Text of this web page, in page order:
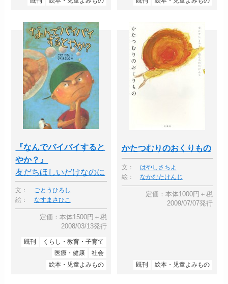
『なんでバイバイすると
やか？』
友だちほしいだけなのに
文：
ごとうひろし
絵：
なすまさひこ
定価：本体1500円＋税
2008/03/13発行
既刊
くらし・教育・子育て
医療・健康
社会
絵本・児童よみもの
かたつむりのおくりもの
文：
はやしさちよ
絵：
なかむたけんじ
定価：本体1000円＋税
2009/07/07発行
既刊 絵本・児童よみもの